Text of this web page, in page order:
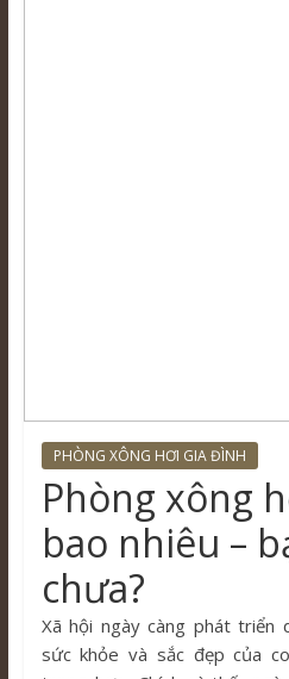
PHÒNG XÔNG HƠI GIA ĐÌNH
Phòng xông
bao nhiêu –
chưa?
Xã hội ngày càng phát triển
sức khỏe và sắc đẹp của